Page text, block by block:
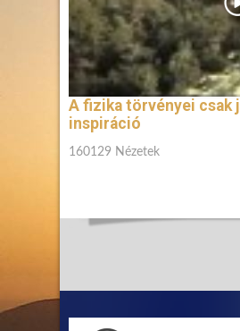
A fizika törvényei csak
inspiráció
160129 Nézetek